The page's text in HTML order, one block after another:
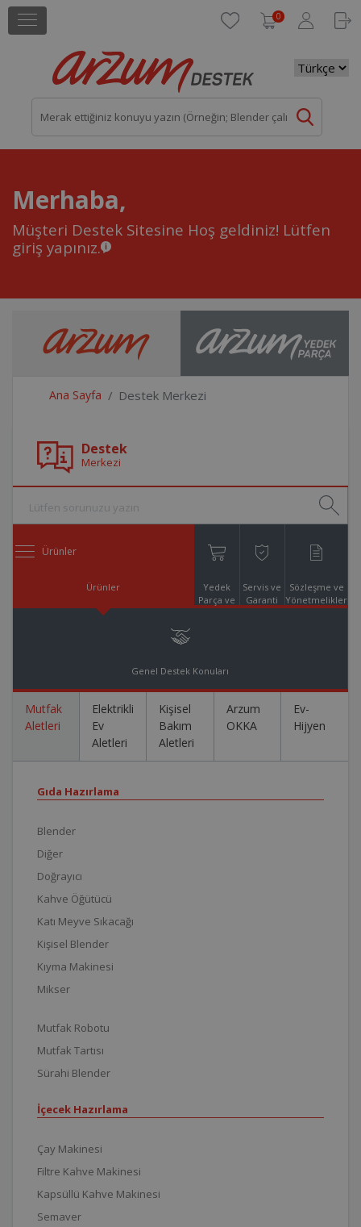
0
Merhaba,
Müşteri Destek Sitesine Hoş geldiniz! Lütfen
giriş yapınız.
Ana Sayfa Destek Merkezi
Destek
Merkezi
Ürünler
Ürünler
Yedek
Parça ve
Servis ve
Garanti
Sözleşme ve
Yönetmelikler
Genel Destek Konuları
Mutfak
Aletleri
Elektrikli
Ev
Aletleri
Kişisel
Bakım
Aletleri
Arzum
OKKA
Ev-
Hijyen
Gıda Hazırlama
Blender
Diğer
Doğrayıcı
Kahve Öğütücü
Katı Meyve Sıkacağı
Kişisel Blender
Kıyma Makinesi
Mikser
Mutfak Robotu
Mutfak Tartısı
Sürahi Blender
İçecek Hazırlama
Çay Makinesi
Filtre Kahve Makinesi
Kapsüllü Kahve Makinesi
Semaver